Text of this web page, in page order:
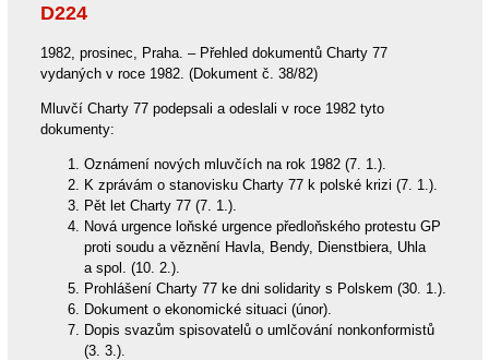
D224
1982, prosinec, Praha. – Přehled dokumentů Charty 77
vydaných v roce 1982. (Dokument č. 38/82)
Mluvčí Charty 77 podepsali a odeslali v roce 1982 tyto
dokumenty:
Oznámení nových mluvčích na rok 1982 (7. 1.).
K zprávám o stanovisku Charty 77 k polské krizi (7. 1.).
Pět let Charty 77 (7. 1.).
Nová urgence loňské urgence předloňského protestu GP
proti soudu a věznění Havla, Bendy, Dienstbiera, Uhla
a spol. (10. 2.).
Prohlášení Charty 77 ke dni solidarity s Polskem (30. 1.).
Dokument o ekonomické situaci (únor).
Dopis svazům spisovatelů o umlčování nonkonformistů
(3. 3.).